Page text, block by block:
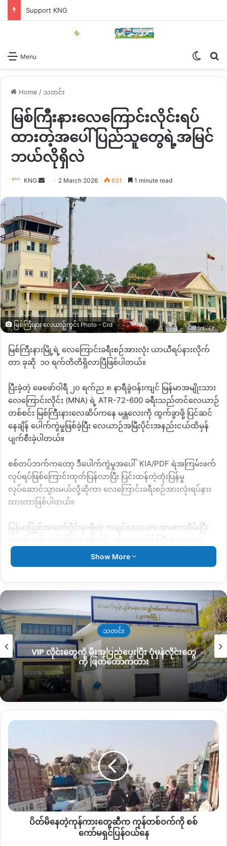
Support KNG
Menu
Home / သတင်း
မြစ်ကြီးနားလေကြောင်းလိုင်းရပ်
ထားတဲ့အပေါ် ပြည်သူတွေရဲ့အမြင်
ဘယ်လိုရှိလဲ
KNG
Send 2 March 2026 631 1 minute read
မြစ်ကြီးနား လေယာဉ်ကွင်း Photo - Crd
မြစ်ကြီးနားမြို့ရဲ့ လေကြောင်းခရီးစဉ်အားလုံး ယာယီရပ်နားလိုက်
တာ ခုဆို ၁၀ ရက်တိတိရှိလာပြီဖြစ်ပါတယ်။
ပြီးခဲ့တဲ့ ဖေဖော်ဝါရီ ၂၀ ရက်ည ၈ နာရီခွဲဝန်းကျင် မြန်မာအမျိုးသား
လေကြောင်းလိုင်း (MNA) ရဲ့ ATR-72-600 ခရီးသည်တင်လေယာဉ်
တစ်စင်း မြစ်ကြီးနားလေဆိပ်ကနေ မန္တလေးကို ထွက်ခွာဖို့ ပြင်ဆင်
နေချိန် ပေါက်ကွဲမှုဖြစ်ခဲ့ပြီး လေယာဉ်အမြီးပိုင်းအနည်းငယ်ထိမှန်
ပျက်စီးခဲ့ပါတယ်။
စစ်တပ်ဘက်ကတော့ ဒီပေါက်ကွဲမှုအပေါ် KIA/PDF ရဲအကြမ်းဖက်
လုပ်ရပ်ဖြစ်ကြောင်းထုတ်ပြန်လာပြီး ပြင်းထန်တဲ့တုံးပြန်မှု
လုပ်ဆောင်သွားမယ်လို့ဆိုကာ လေကြောင်းခရီးစဉ်အားလုံးရပ်နား
ထားတာဖြစ်ပါတယ်။
မြန်မာပြည်အထက်ပိုင်းမှာရှိတဲ့ ကချင်ဒေသဟာ အာဏာသိမ်းပြီး
လမ်းမကြီးရှိပေမယ့
စစ်ရေးအခြေနေကြောင့်
တွေရှိနေတဲ့အတွက် လေကြောင်းလိုင်းကိုအဓိက အသုံးပြုနေကြတာ
လေယာဉ်ခရီးစဉ်အားလုံးရပ်နားလိုက်တဲ့ မြစ်ကြီးနား
ကနေ မန်းလေး–ရန်ကုန်ဆင်းမယ့် ခရီးသည်တွေ၊
ဆေးကုရက်ချိန်း
ထားသူ၊အရေးပေါ် ဆေးကုသဖို့ သွားရမယ့် လူနာတွေ၊ ပြည်ပက
နေ ပြန်လာရမယ့်သူတွေ၊ စီးပွားရေးလုပ်ငန်းရှင်တွေ၊
ကျောင်းသား၊
သူတွေ အဖက်ဖက်ကနေ ပိုပြီးခက်ခဲကြပ်တည်းလာနေကြတာလည်း
ဖြစ်ပါတယ်။
ခုလိုလေကြောင်းခရီးစဉ်အားလုံး
ခရီးသွားရေး
တင်မကဘဲ စီးပွားရေး၊ ကျန်းမာရေးနဲ့ လူမှုဘဝအပေါ် ထိခိုက်မှုများ
ဒီအခြေအနေအပေါ် မြို့ခံတွေ ဘယ်လိုမြင်ကြလဲ၊
ဘယ်လို အခက်အခဲတွေ ကြုံတွေ့နေရလဲဆိုတာ
ကိုKNGကို မေးမြန်းထားပါတယ်။
Show More
သတင်း
VIP လိုင်းတွေကို မီးအပြည့်ပေးပြီး ပုံမှန်လိုင်းတွေ
ကို ဖြတ်တောက်ထား
ပိတ်
နေ
တဲ့
ကုန်ကား
တွေ
ဆီက
ကုန်
တစ်ဝက်
ပိတ်မိနေတဲ့ကုန်ကားတွေဆီက ကုန်တစ်ဝက်ကို စစ်
ကော်မရှင်ပြန်ဝယ်နေ